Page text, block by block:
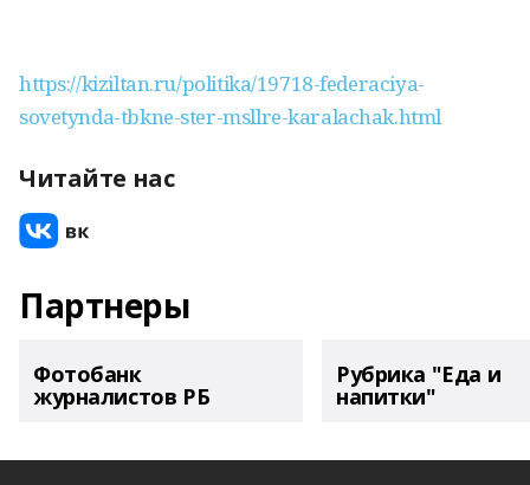
https://kiziltan.ru/politika/19718-federaciya-
sovetynda-tbkne-ster-msllre-karalachak.html
Читайте нас
Партнеры
Фотобанк
журналистов РБ
Рубрика "Еда и
напитки"